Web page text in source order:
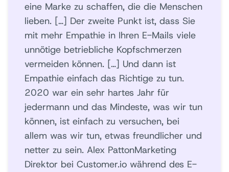
eine Marke zu schaffen, die die Menschen
lieben. […] Der zweite Punkt ist, dass Sie
mit mehr Empathie in Ihren E-Mails viele
unnötige betriebliche Kopfschmerzen
vermeiden können. […] Und dann ist
Empathie einfach das Richtige zu tun.
2020 war ein sehr hartes Jahr für
jedermann und das Mindeste, was wir tun
können, ist einfach zu versuchen, bei
allem was wir tun, etwas freundlicher und
netter zu sein. Alex PattonMarketing
Direktor bei Customer.io während des E-